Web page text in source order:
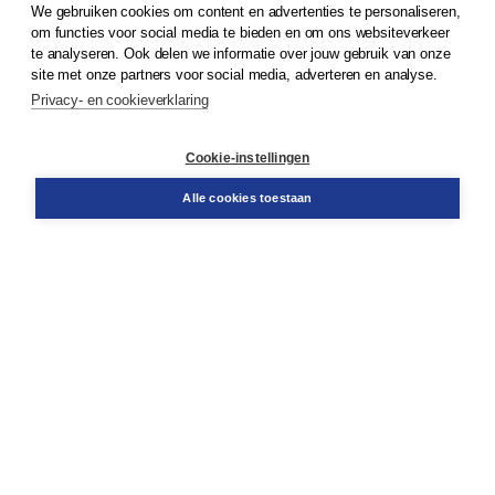
© 2026Koninklijke Boom uitgevers
Klantenservice
Service & informatie
Contact
We gebruiken cookies om content en advertenties te personaliseren,
om functies voor social media te bieden en om ons websiteverkeer
te analyseren. Ook delen we informatie over jouw gebruik van onze
site met onze partners voor social media, adverteren en analyse.
Privacy- en cookieverklaring
Cookie-instellingen
Alle cookies toestaan